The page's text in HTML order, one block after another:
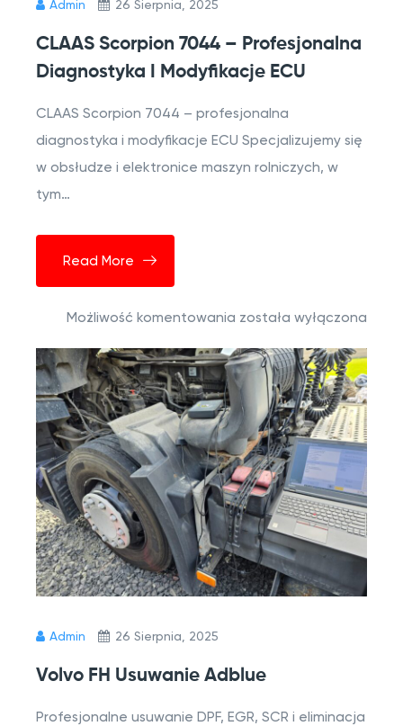
Admin 26 Sierpnia, 2025
CLAAS Scorpion 7044 – Profesjonalna
Diagnostyka I Modyfikacje ECU
CLAAS Scorpion 7044 – profesjonalna
diagnostyka i modyfikacje ECU Specjalizujemy się
w obsłudze i elektronice maszyn rolniczych, w
tym…
Read More
Możliwość komentowania została wyłączona
Admin 26 Sierpnia, 2025
Volvo FH Usuwanie Adblue
Profesjonalne usuwanie DPF, EGR, SCR i eliminacja